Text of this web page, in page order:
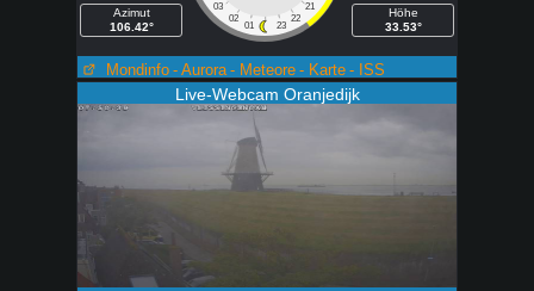
Azimut
106.42°
03
21
02
22
01 23
Höhe
33.53°
Mondinfo - Aurora - Meteore - Karte - ISS
Live-Webcam Oranjedijk